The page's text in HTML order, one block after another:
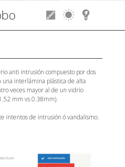
anti intrusión compuesto por dos
interlámina plástica de alta
veces mayor al de un vidrio
mm vs 0.38mm).
intentos de intrusión ó vandalismo.